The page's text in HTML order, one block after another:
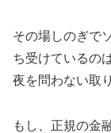
その場しのぎで
ち受けているの
夜を問わない取
もし、正規の金